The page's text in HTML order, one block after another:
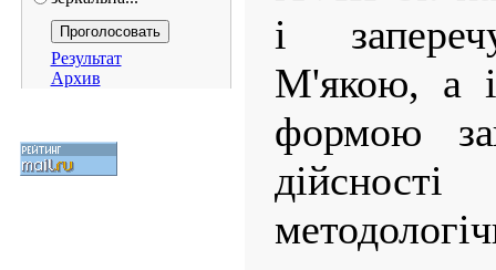
Результат
Архив
і
М'якою, а
формою